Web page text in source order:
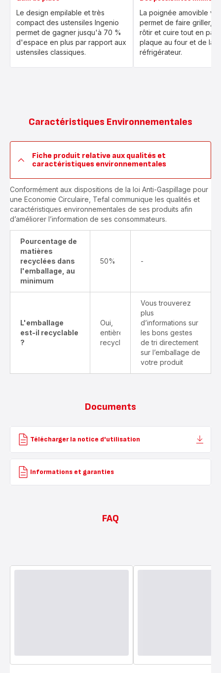
Le design empilable et très
compact des ustensiles Ingenio
permet de gagner jusqu'à 70 %
d'espace en plus par rapport aux
ustensiles classiques.
La poignée amovible
permet de faire griller,
rôtir et cuire tout en
plaque au four et de la
réfrigérateur.
Caractéristiques Environnementales
Fiche produit relative aux qualités et
caractéristiques environnementales
Conformément aux dispositions de la loi Anti-Gaspillage pour
une Economie Circulaire, Tefal communique les qualités et
caractéristiques environnementales de ses produits afin
d’améliorer l’information de ses consommateurs.
Pourcentage de
matières
recyclées dans
l'emballage, au
minimum
50% -
L'emballage
est-il recyclable
?
Oui,
entièrement
recyclable
Vous trouverez
plus
d’informations sur
les bons gestes
de tri directement
sur l’emballage de
votre produit
Documents
Télécharger la notice d'utilisation
Informations et garanties
FAQ